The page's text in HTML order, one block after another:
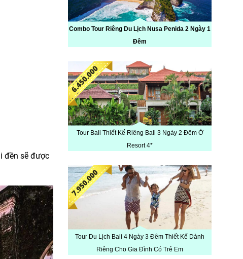
đền sẽ được
Combo Tour Riêng Du Lịch Nusa Penida 2 Ngày 1
Đêm
Tour Bali Thiết Kế Riêng Bali 3 Ngày 2 Đêm Ở
Resort 4*
Tour Du Lịch Bali 4 Ngày 3 Đêm Thiết Kế Dành
Riêng Cho Gia Đình Có Trẻ Em